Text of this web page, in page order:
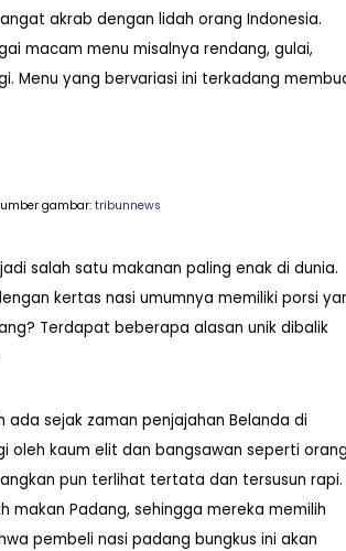
akrab dengan lidah orang Indonesia.
macam menu misalnya rendang, gulai,
Menu yang bervariasi ini terkadang
gambar:tribunnews
salah satu makanan paling enak di dunia.
kertas nasi umumnya memiliki porsi
Terdapat beberapa alasan unik dibalik
sejak zaman penjajahan Belanda di
oleh kaum elit dan bangsawan seperti
pun terlihat tertata dan tersusun rapi.
makan Padang, sehingga mereka memilih
pembeli nasi padang bungkus ini akan